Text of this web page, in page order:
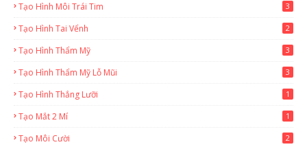
Tạo Hình Môi Trái Tim 3
Tạo Hình Tai Vểnh 2
Tạo Hình Thẩm Mỹ 3
Tạo Hình Thẩm Mỹ Lỗ Mũi 3
Tạo Hình Thắng Lưỡi 1
Tạo Mắt 2 Mí 1
Tạo Môi Cười 2